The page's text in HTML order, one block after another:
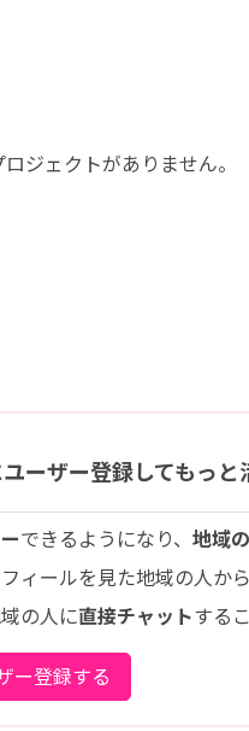
ジェクトがありません。
ーザー登録してもっと
できるようになり、 地域
ィールを見た地域の人から
の人に直接チャットする
ー登録する